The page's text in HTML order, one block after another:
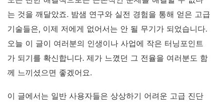
는 것을 깨달았죠. 밤샘 연구와 실전 경험을 통해 얻은 고급
기술들은, 이제 저에게 없어서는 안 될 무기가 되었습니다.
오늘 이 글이 여러분의 인생이나 사업에 작은 터닝포인트
가 되기를 확신합니다. 제가 느꼈던 그 전율을 여러분도 함
께 느끼셨으면 좋겠어요.
이 글에서는 일반 사용자들은 상상하기 어려운 고급 진단